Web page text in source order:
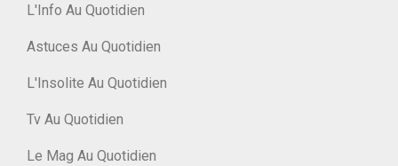
L'Info Au Quotidien
Astuces Au Quotidien
L'Insolite Au Quotidien
Tv Au Quotidien
Le Mag Au Quotidien